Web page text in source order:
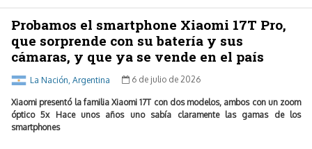
Probamos el smartphone Xiaomi 17T Pro,
que sorprende con su batería y sus
cámaras, y que ya se vende en el país
La Nación, Argentina 6 de julio de 2026
Xiaomi presentó la familia Xiaomi 17T con dos modelos, ambos con un zoom
óptico 5x Hace unos años uno sabía claramente las gamas de los
smartphones